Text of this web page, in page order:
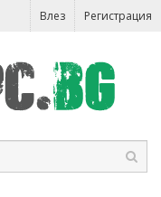
Влез Регистрация